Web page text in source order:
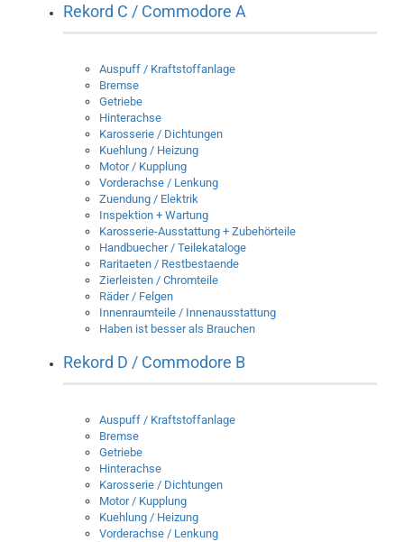
Rekord C / Commodore A
Auspuff / Kraftstoffanlage
Bremse
Getriebe
Hinterachse
Karosserie / Dichtungen
Kuehlung / Heizung
Motor / Kupplung
Vorderachse / Lenkung
Zuendung / Elektrik
Inspektion + Wartung
Karosserie-Ausstattung + Zubehörteile
Handbuecher / Teilekataloge
Raritaeten / Restbestaende
Zierleisten / Chromteile
Räder / Felgen
Innenraumteile / Innenausstattung
Haben ist besser als Brauchen
Rekord D / Commodore B
Auspuff / Kraftstoffanlage
Bremse
Getriebe
Hinterachse
Karosserie / Dichtungen
Motor / Kupplung
Kuehlung / Heizung
Vorderachse / Lenkung